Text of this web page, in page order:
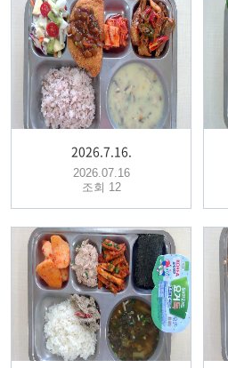
2026.7.16.
2026.07.16
조회 12